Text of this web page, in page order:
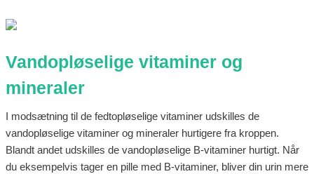
Vandopløselige vitaminer og
mineraler
I modsætning til de fedtopløselige vitaminer udskilles de
vandopløselige vitaminer og mineraler hurtigere fra kroppen.
Blandt andet udskilles de vandopløselige B-vitaminer hurtigt. Når
du eksempelvis tager en pille med B-vitaminer, bliver din urin mere